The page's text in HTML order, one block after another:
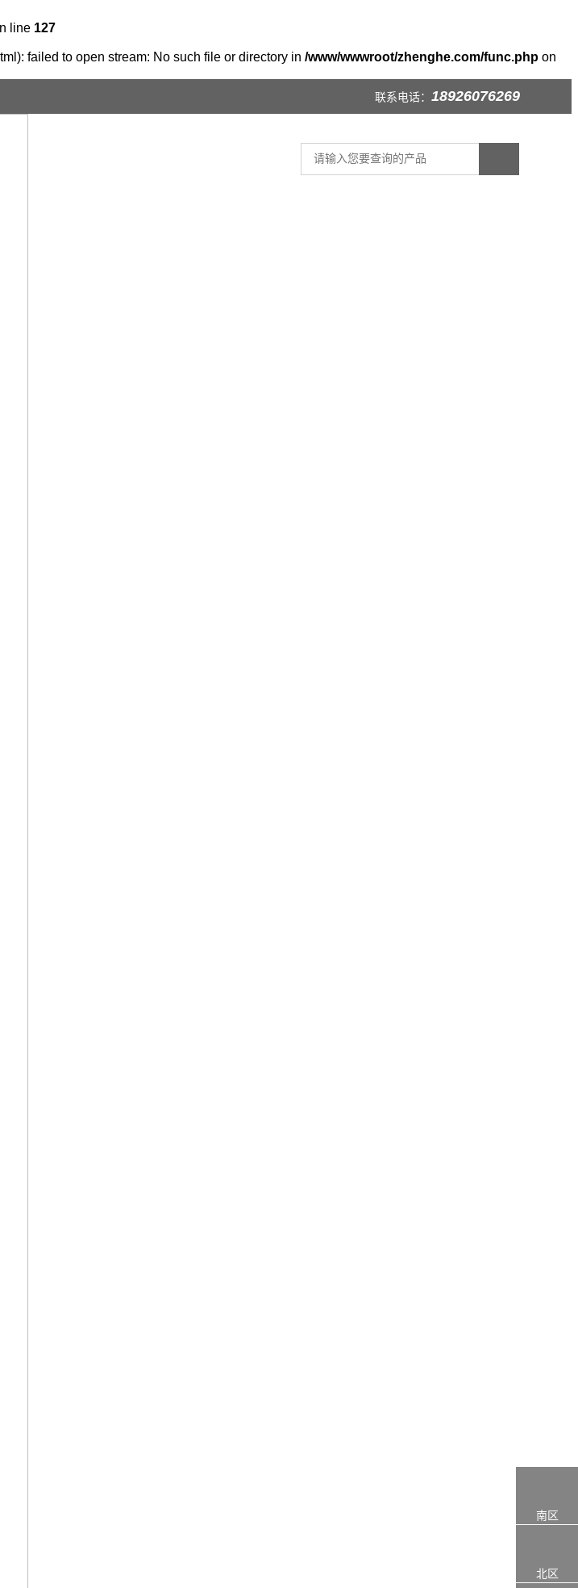
line 127
failed to open stream: No such file or directory in /www/wwwroot/zhenghe.com/func.php on
联系电话： 18926076269
南区
北区